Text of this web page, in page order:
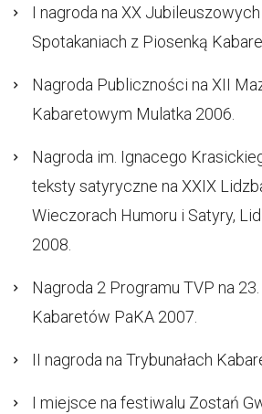
I nagroda na XX
Spotakaniach z Piosenką
Nagroda Publiczności na XII
Kabaretowym Mulatka 2006.
Nagroda im. Ignacego
teksty satyryczne na XXIX
Wieczorach Humoru i Satyry,
2008.
Nagroda 2 Programu TVP na
Kabaretów PaKA 2007.
II nagroda na Trybunałach
I miejsce na festiwalu Zostań